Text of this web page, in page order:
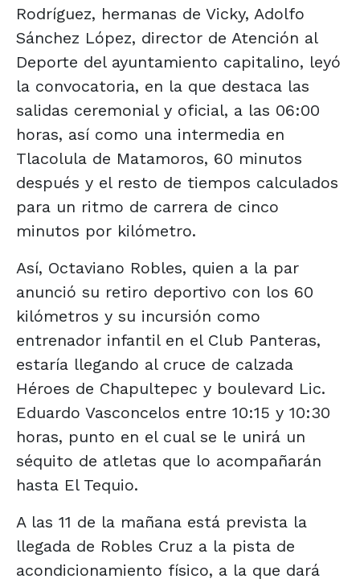
Rodríguez, hermanas de Vicky, Adolfo
Sánchez López, director de Atención al
Deporte del ayuntamiento capitalino, leyó
la convocatoria, en la que destaca las
salidas ceremonial y oficial, a las 06:00
horas, así como una intermedia en
Tlacolula de Matamoros, 60 minutos
después y el resto de tiempos calculados
para un ritmo de carrera de cinco
minutos por kilómetro.
Así, Octaviano Robles, quien a la par
anunció su retiro deportivo con los 60
kilómetros y su incursión como
entrenador infantil en el Club Panteras,
estaría llegando al cruce de calzada
Héroes de Chapultepec y boulevard Lic.
Eduardo Vasconcelos entre 10:15 y 10:30
horas, punto en el cual se le unirá un
séquito de atletas que lo acompañarán
hasta El Tequio.
A las 11 de la mañana está prevista la
llegada de Robles Cruz a la pista de
acondicionamiento físico, a la que dará